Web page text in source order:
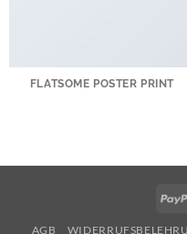
FLATSOME POSTER PRINT
AGB